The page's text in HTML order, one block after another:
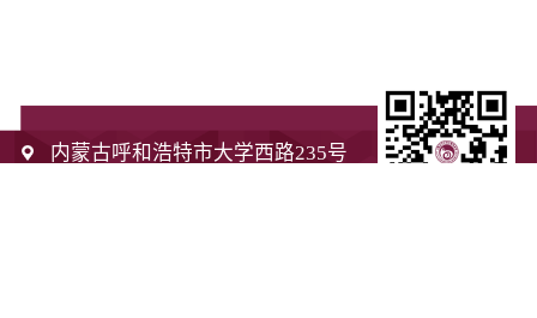
内蒙古呼和浩特市大学西路235号